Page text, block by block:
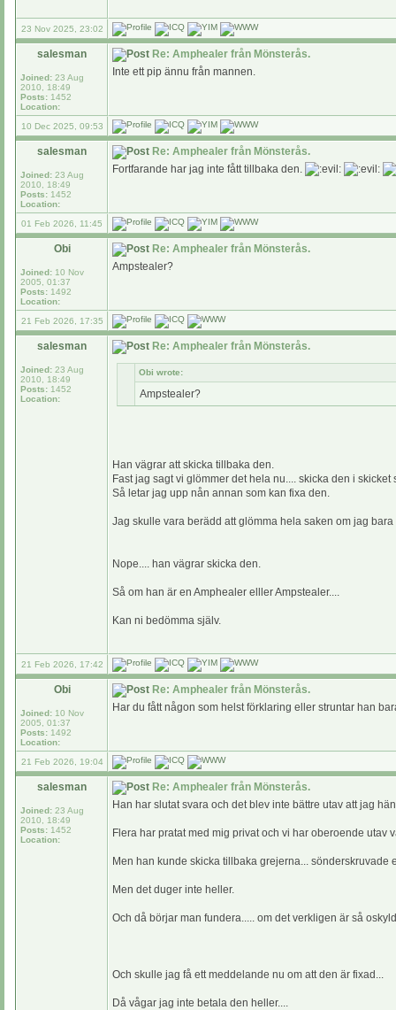
23 Nov 2025, 23:02
salesman
Joined: 23 Aug
2010, 18:49
Posts: 1452
Location:
Re: Amphealer från Mönsterås.
Inte ett pip ännu från mannen.
10 Dec 2025, 09:53
salesman
Joined: 23 Aug
2010, 18:49
Posts: 1452
Location:
Re: Amphealer från Mönsterås.
Fortfarande har jag inte fått tillbaka den.
01 Feb 2026, 11:45
Obi
Joined: 10 Nov
2005, 01:37
Posts: 1492
Location:
Re: Amphealer från Mönsterås.
Ampstealer?
21 Feb 2026, 17:35
salesman
Joined: 23 Aug
2010, 18:49
Posts: 1452
Location:
Re: Amphealer från Mönsterås.
Obi wrote:
Ampstealer?
Han vägrar att skicka tillbaka den.
Fast jag sagt vi glömmer det hela nu.... skicka den i skicket
Så letar jag upp nån annan som kan fixa den.
Jag skulle vara berädd att glömma hela saken om jag
Nope.... han vägrar skicka den.
Så om han är en Amphealer elller Ampstealer....
Kan ni bedömma själv.
21 Feb 2026, 17:42
Obi
Joined: 10 Nov
2005, 01:37
Posts: 1492
Location:
Re: Amphealer från Mönsterås.
Har du fått någon som helst förklaring eller struntar han
21 Feb 2026, 19:04
salesman
Joined: 23 Aug
2010, 18:49
Posts: 1452
Location:
Re: Amphealer från Mönsterås.
Han har slutat svara och det blev inte bättre utav att jag
Flera har pratat med mig privat och vi har oberoende utav
Men han kunde skicka tillbaka grejerna... sönderskruvade
Men det duger inte heller.
Och då börjar man fundera..... om det verkligen är så
Och skulle jag få ett meddelande nu om att den är fixad...
Då vågar jag inte betala den heller....